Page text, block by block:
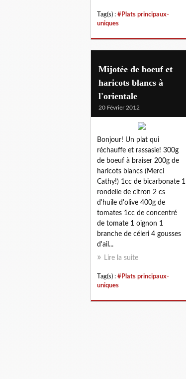
Tag(s) : #Plats principaux-
uniques
Mijotée de boeuf et
haricots blancs à
l'orientale
20 Février 2012
Bonjour! Un plat qui
réchauffe et rassasie! 300g
de boeuf à braiser 200g de
haricots blancs (Merci
Cathy!) 1cc de bicarbonate 1
rondelle de citron 2 cs
d'huile d'olive 400g de
tomates 1cc de concentré
de tomate 1 oignon 1
branche de céleri 4 gousses
d'ail...
Lire la suite
Tag(s) : #Plats principaux-
uniques